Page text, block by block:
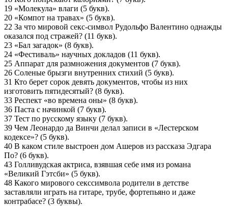
19 «Молекула» влаги (5 букв).
20 «Компот на травах» (5 букв).
22 За что мировой секс-символ Рудольфо Валентино однажды
оказался под стражей? (11 букв).
23 «Бал загадок» (8 букв).
24 «Фестиваль» научных докладов (11 букв).
25 Аппарат для размножения документов (7 букв).
26 Соленые брызги внутренних стихий (5 букв).
31 Кто берет сорок девять документов, чтобы из них
изготовить пятидесятый? (8 букв).
33 Респект «во времена оны» (8 букв).
36 Паста с начинкой (7 букв).
37 Тест по русскому языку (7 букв).
39 Чем Леонардо да Винчи делал записи в «Лестерском
кодексе»? (5 букв).
40 В каком стиле выстроен дом Ашеров из рассказа Эдгара
По? (6 букв).
43 Голливудская актриса, взявшая себе имя из романа
«Великий Гэтсби» (5 букв).
48 Какого мирового секссимвола родители в детстве
заставляли играть на гитаре, трубе, фортепьяно и даже
контрабасе? (3 буквы).